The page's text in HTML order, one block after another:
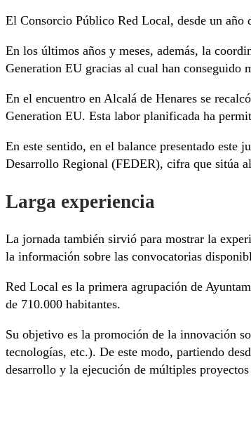
El Consorcio Público Red Local, desde un año
En los últimos años y meses, además, la
Generation EU gracias al cual han conseguido
En el encuentro en Alcalá de Henares se
Generation EU. Esta labor planificada ha
En este sentido, en el balance presentado este
Desarrollo Regional (FEDER), cifra que sitúa
Larga experiencia
La jornada también sirvió para mostrar la
la información sobre las convocatorias
Red Local es la primera agrupación de
de 710.000 habitantes.
Su objetivo es la promoción de la innovación
tecnologías, etc.). De este modo, partiendo
desarrollo y la ejecución de múltiples